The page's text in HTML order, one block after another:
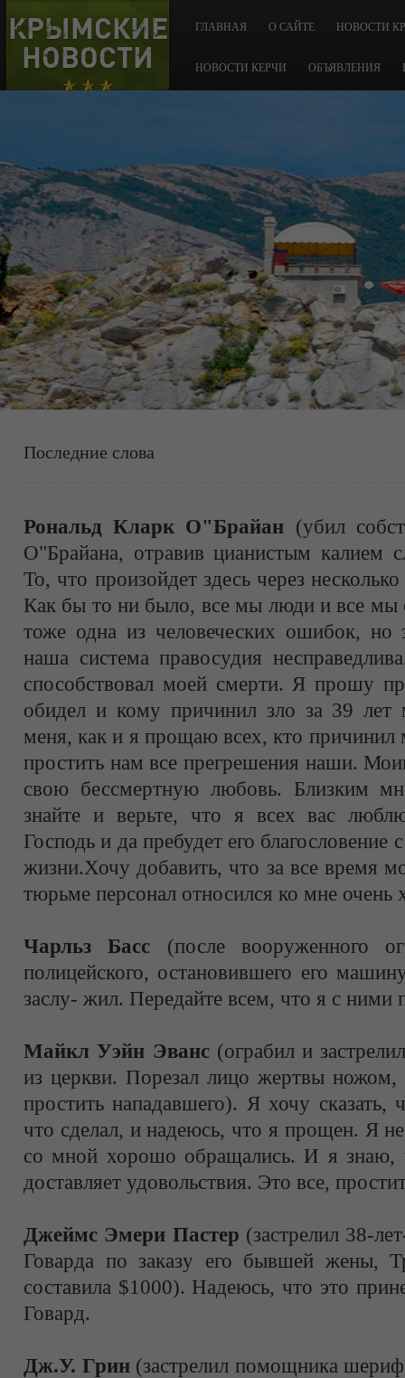
КРЫМСКИЕ
НОВОСТИ
ГЛАВНАЯ О САЙТЕ НОВОСТИ
НОВОСТИ КЕРЧИ ОБЪЯВЛЕНИЯ
Последние слова
Рональд Кларк О"Брайан (убил
О"Брайана, отравив цианистым калием
То, что произойдет здесь через
Как бы то ни было, все мы люди и все мы
тоже одна из человеческих ошибок, но
наша система правосудия
способствовал моей смерти. Я прошу
обидел и кому причинил зло за 39 лет
меня, как и я прощаю всех, кто
простить нам все прегрешения наши.
свою бессмертную любовь. Близким
знайте и верьте, что я всех вас
Господь и да пребудет его
жизни.Хочу добавить, что за все время
тюрьме персонал относился ко мне очень
Чарльз Басс (после вооруженного
полицейского, остановившего его
заслу- жил. Передайте всем, что я с ними
Майкл Уэйн Эванс(ограбил и
из церкви. Порезал лицо жертвы ножом,
простить нападавшего). Я хочу сказать,
что сделал, и надеюсь, что я прощен. Я
со мной хорошо обращались. И я знаю,
доставляет удовольствия. Это все,
Джеймс Эмери Пастер (застрелил 38-
Говарда по заказу его бывшей жены,
составила $1000). Надеюсь, что это
Говард.
Дж.У. Грин (застрелил помощника